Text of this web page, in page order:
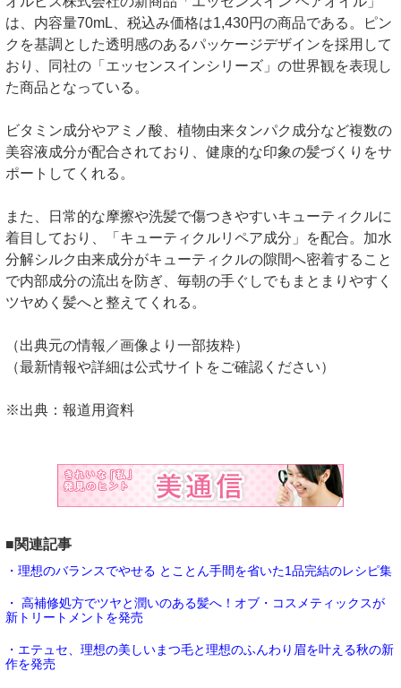
は、内容量70mL、税込み価格は1,430円の商品である。ピン
クを基調とした透明感のあるパッケージデザインを採用して
おり、同社の「エッセンスインシリーズ」の世界観を表現し
た商品となっている。
ビタミン成分やアミノ酸、植物由来タンパク成分など複数の
美容液成分が配合されており、健康的な印象の髪づくりをサ
ポートしてくれる。
また、日常的な摩擦や洗髪で傷つきやすいキューティクルに
着目しており、「キューティクルリペア成分」を配合。加水
分解シルク由来成分がキューティクルの隙間へ密着すること
で内部成分の流出を防ぎ、毎朝の手ぐしでもまとまりやすく
ツヤめく髪へと整えてくれる。
（出典元の情報／画像より一部抜粋）
（最新情報や詳細は公式サイトをご確認ください）
※出典：報道用資料
■関連記事
・理想のバランスでやせる とことん手間を省いた1品完結のレシピ集
・ 高補修処方でツヤと潤いのある髪へ！オブ・コスメティックスが
新トリートメントを発売
・エテュセ、理想の美しいまつ毛と理想のふんわり眉を叶える秋の新
作を発売